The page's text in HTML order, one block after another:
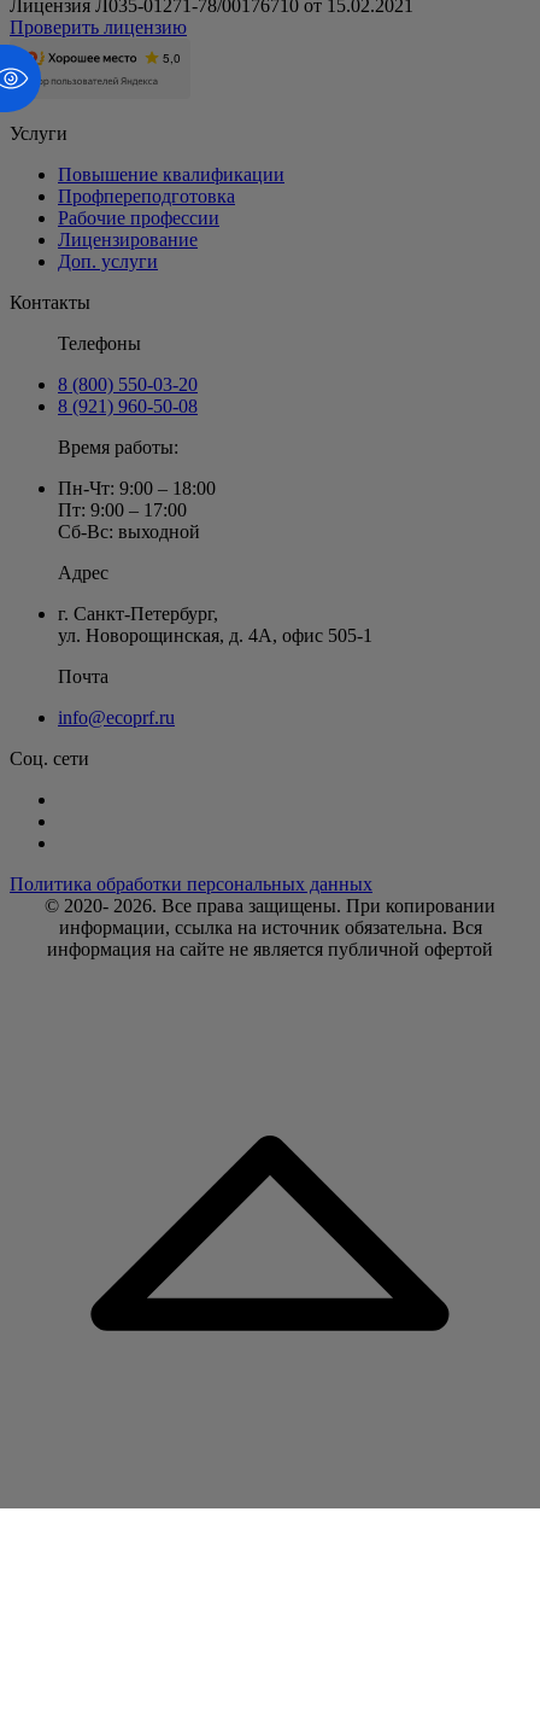
Лицензия Л035-01271-78/00176710 от 15.02.2021
Проверить лицензию
Услуги
Повышение квалификации
Профпереподготовка
Рабочие профессии
Лицензирование
Доп. услуги
Контакты
Телефоны
8 (800) 550-03-20
8 (921) 960-50-08
Время работы:
Пн-Чт: 9:00 – 18:00
Пт: 9:00 – 17:00
Сб-Вс: выходной
Адрес
г. Санкт-Петербург,
ул. Новорощинская, д. 4А, офис 505-1
Почта
info@ecoprf.ru
Соц. сети
Политика обработки персональных данных
© 2020- 2026. Bce права защищены. При копировании
информации, ссылка на источник обязательна. Вся
информация на сайте не является публичной офертой